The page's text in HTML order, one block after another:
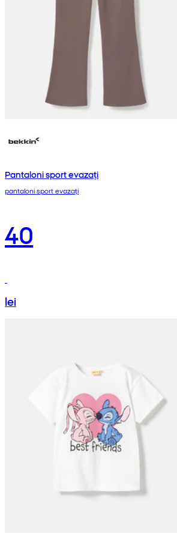
Pantaloni sport evazați
pantaloni sport evazați
40
lei